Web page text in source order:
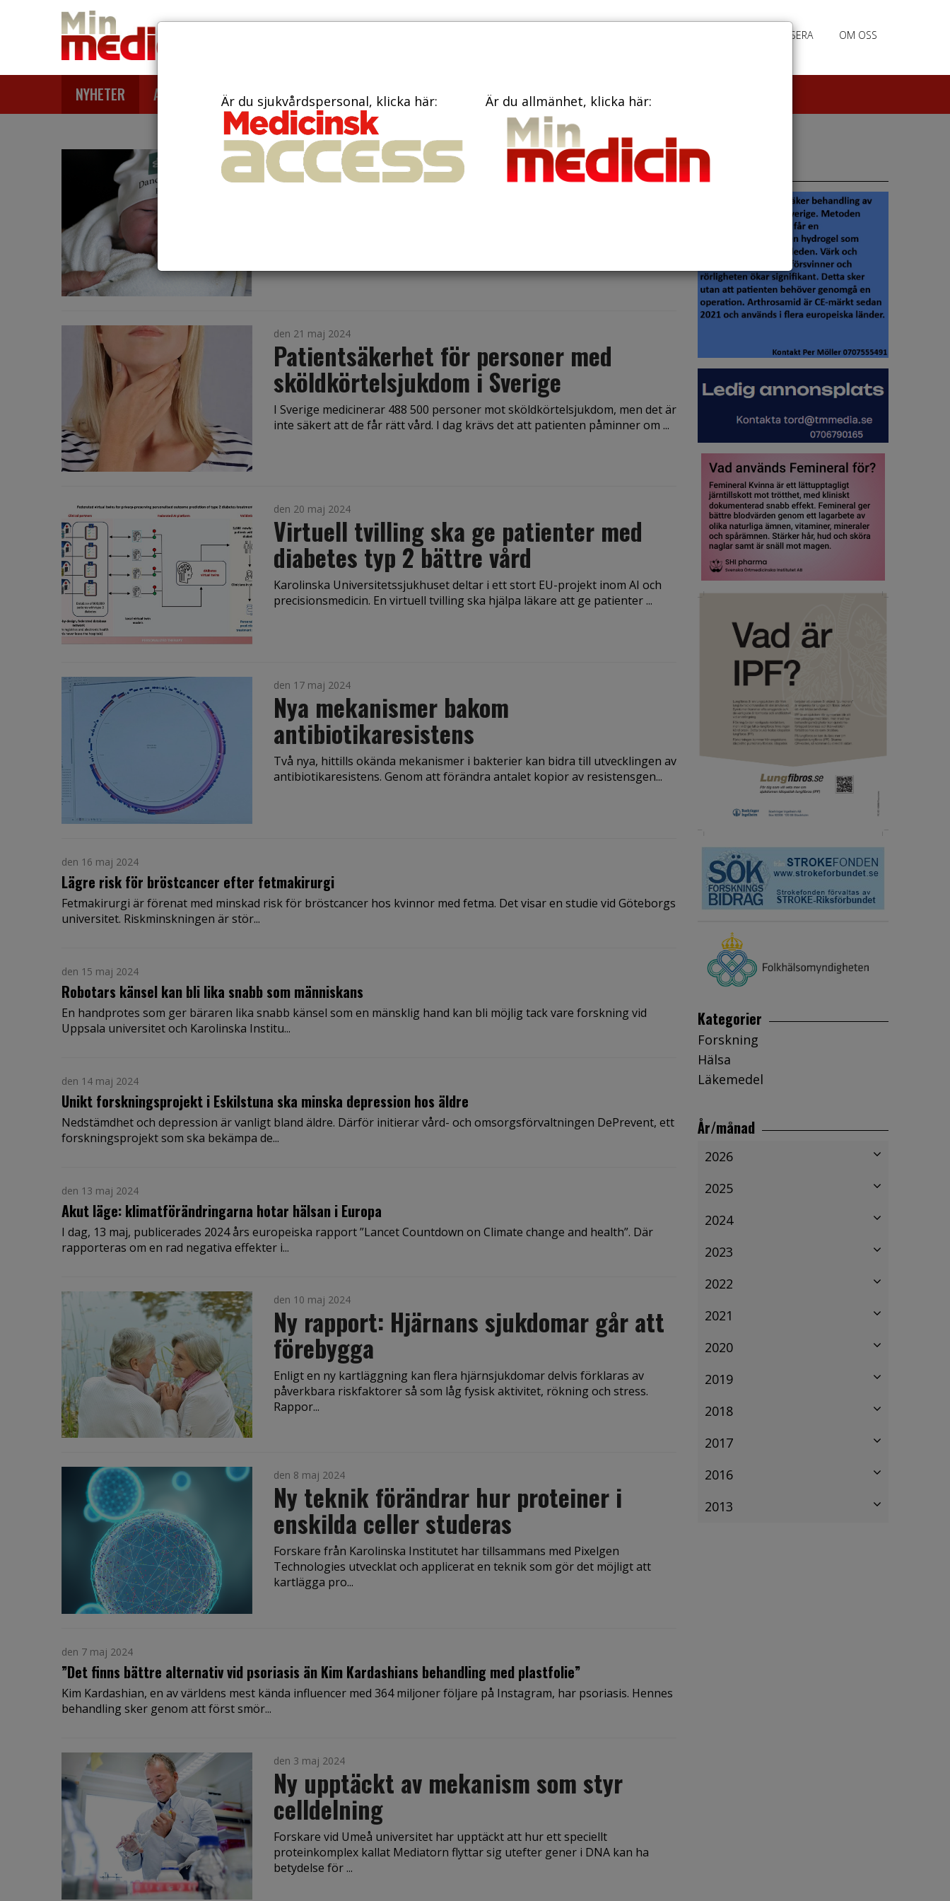
ANNONSERA OM OSS
NYHETER ARTIKLAR AKTUELLT TIDNINGAR KONTAKT
den 22 maj 2024
Nu lanseras BB Hemma – ny vårdform
den 21 maj 2024
Patientsäkerhet för personer med
sköldkörtelsjukdom i Sverige
I Sverige medicinerar 488 500 personer mot sköldkörtelsjukdom, men det är
inte säkert att de får rätt vård. I dag krävs det att patienten påminner om ...
den 20 maj 2024
Virtuell tvilling ska ge patienter med
diabetes typ 2 bättre vård
Karolinska Universitetssjukhuset deltar i ett stort EU-projekt inom AI och
precisionsmedicin. En virtuell tvilling ska hjälpa läkare att ge patienter ...
den 17 maj 2024
Nya mekanismer bakom
antibiotikaresistens
Två nya, hittills okända mekanismer i bakterier kan bidra till utvecklingen av
antibiotikaresistens. Genom att förändra antalet kopior av resistensgen...
den 16 maj 2024
Lägre risk för bröstcancer efter fetmakirurgi
Fetmakirurgi är förenat med minskad risk för bröstcancer hos kvinnor med fetma. Det visar en studie vid Göteborgs
universitet. Riskminskningen är stör...
den 15 maj 2024
Robotars känsel kan bli lika snabb som människans
En handprotes som ger bäraren lika snabb känsel som en mänsklig hand kan bli möjlig tack vare forskning vid
Uppsala universitet och Karolinska Institu...
den 14 maj 2024
Unikt forskningsprojekt i Eskilstuna ska minska depression hos äldre
Nedstämdhet och depression är vanligt bland äldre. Därför initierar vård- och omsorgsförvaltningen DePrevent, ett
forskningsprojekt som ska bekämpa de...
den 13 maj 2024
Akut läge: klimatförändringarna hotar hälsan i Europa
I dag, 13 maj, publicerades 2024 års europeiska rapport ”Lancet Countdown on Climate change and health”. Där
rapporteras om en rad negativa effekter i...
den 10 maj 2024
Ny rapport: Hjärnans sjukdomar går att
förebygga
Enligt en ny kartläggning kan flera hjärnsjukdomar delvis förklaras av
påverkbara riskfaktorer så som låg fysisk aktivitet, rökning och stress.
Rappor...
den 8 maj 2024
Ny teknik förändrar hur proteiner i
enskilda celler studeras
Forskare från Karolinska Institutet har tillsammans med Pixelgen
Technologies utvecklat och applicerat en teknik som gör det möjligt att
kartlägga pro...
den 7 maj 2024
”Det finns bättre alternativ vid psoriasis än Kim Kardashians behandling med plastfolie”
Kim Kardashian, en av världens mest kända influencer med 364 miljoner följare på Instagram, har psoriasis. Hennes
behandling sker genom att först smör...
den 3 maj 2024
Ny upptäckt av mekanism som styr
celldelning
Forskare vid Umeå universitet har upptäckt att hur ett speciellt
proteinkomplex kallat Mediatorn flyttar sig utefter gener i DNA kan ha
betydelse för ...
Annonser
Kategorier
Forskning
Hälsa
Läkemedel
År/månad
2026
2025
2024
2023
2022
2021
2020
2019
2018
2017
2016
2013
Är du sjukvårdspersonal, klicka här: Är du allmänhet, klicka här: